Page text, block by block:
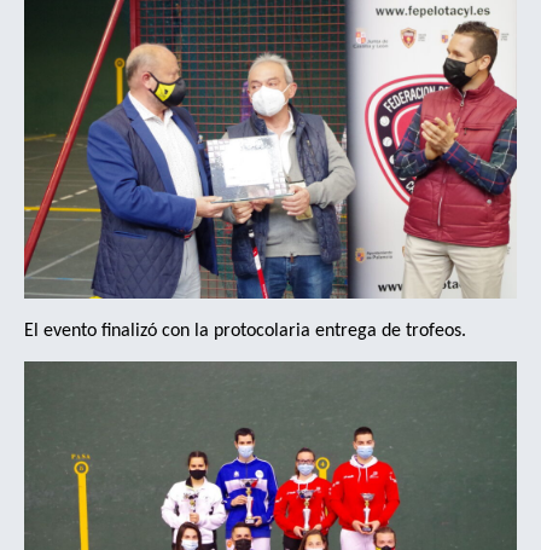
El evento finalizó con la protocolaria entrega de trofeos.